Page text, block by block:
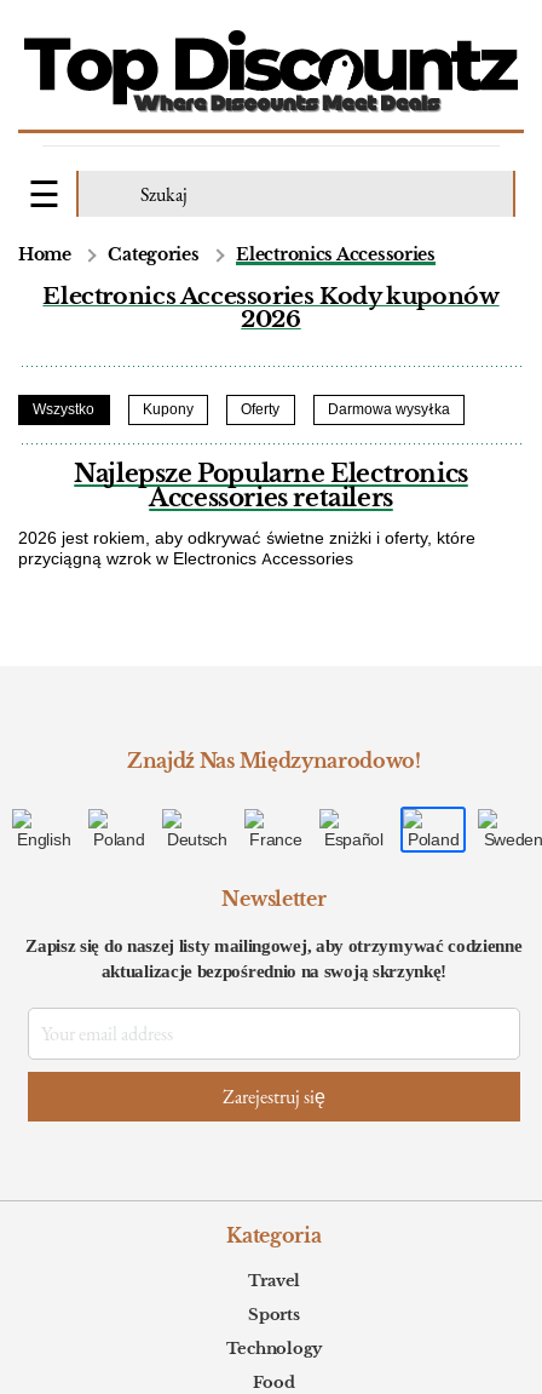
Home Categories Electronics Accessories
Electronics Accessories Kody kuponów
2026
Wszystko Kupony Oferty Darmowa wysyłka
Najlepsze Popularne Electronics
Accessories retailers
2026 jest rokiem, aby odkrywać świetne zniżki i oferty, które
przyciągną wzrok w Electronics Accessories
Znajdź Nas Międzynarodowo!
Newsletter
Zapisz się do naszej listy mailingowej, aby otrzymywać codzienne
aktualizacje bezpośrednio na swoją skrzynkę!
Kategoria
Travel
Sports
Technology
Food